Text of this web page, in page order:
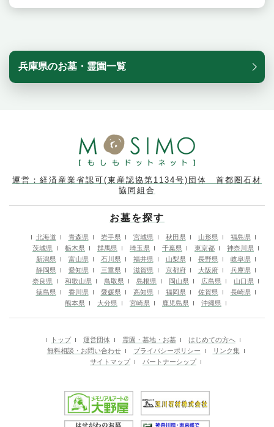
兵庫県のお墓・霊園一覧
運営：経済産業省認可(東産認協第1134号)団体 首都圏石材
協同組合
お墓を探す
北海道 青森県 岩手県 宮城県 秋田県 山形県
福島県
茨城県
栃木県 群馬県 埼玉県 千葉県 東京都
神奈川県
新潟県
富山県 石川県 福井県 山梨県 長野県
岐阜県
静岡県
愛知県 三重県 滋賀県 京都府 大阪府
兵庫県
奈良県
和歌山県 鳥取県 島根県 岡山県 広島県
山口県
徳島県
香川県 愛媛県 高知県 福岡県 佐賀県
長崎県
熊本県
大分県 宮崎県 鹿児島県 沖縄県
トップ 運営団体 霊園・墓地・お墓
はじめての方へ
無料相談・お問い合わせ
プライバシーポリシー
リンク集
サイトマップ
パートナーシップ